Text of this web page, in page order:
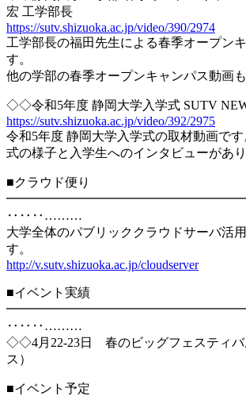
宏 工学部長
https://sutv.shizuoka.ac.jp/video/390/2974
工学部長の福田先生による春季オープン
す。
他の学部の春季オープンキャンパス動画
◇◇令和5年度 静岡大学入学式 SUTV
https://sutv.shizuoka.ac.jp/video/392/2975
令和5年度 静岡大学入学式の取材動画です
式の様子と入学生へのインタビューがあり
■クラウド便り
━━━━━━━━━━━━━━━━━━━・
‥‥‥………
大学全体のパブリッククラウドサーバ活
す。
http://v.sutv.shizuoka.ac.jp/cloudserver
■イベント実績
━━━━━━━━━━━━━━━━━━━・
‥‥‥………
◇◇4月22‐23日 春のビッグフェスティバ
ス）
■イベント予定